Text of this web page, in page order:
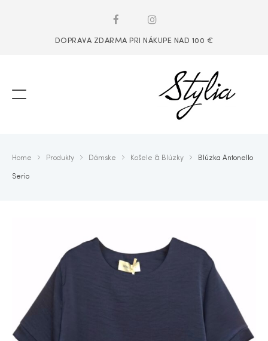
DOPRAVA ZDARMA PRI NÁKUPE NAD 100 €
Home Produkty Dámske Košele & Blúzky Blúzka Antonello
Serio